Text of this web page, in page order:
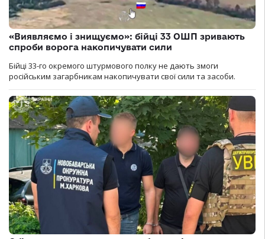
«Виявляємо і знищуємо»: бійці 33 ОШП зривають
спроби ворога накопичувати сили
Бійці 33-го окремого штурмового полку не дають змоги
російським загарбникам накопичувати свої сили та засоби.